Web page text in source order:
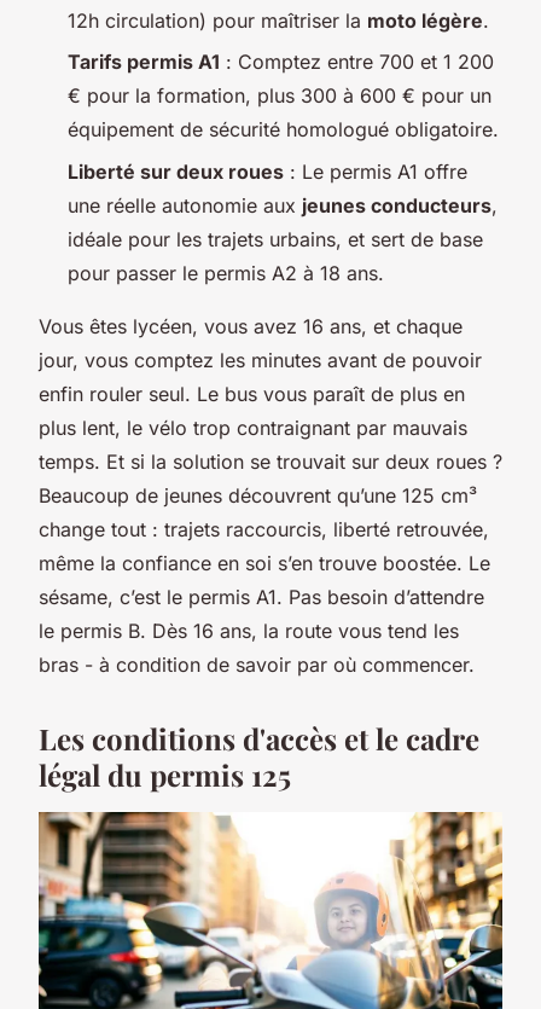
12h circulation) pour maîtriser la moto légère.
Tarifs permis A1 : Comptez entre 700 et 1 200
€ pour la formation, plus 300 à 600 € pour un
équipement de sécurité homologué obligatoire.
Liberté sur deux roues : Le permis A1 offre
une réelle autonomie aux jeunes conducteurs,
idéale pour les trajets urbains, et sert de base
pour passer le permis A2 à 18 ans.
Vous êtes lycéen, vous avez 16 ans, et chaque
jour, vous comptez les minutes avant de pouvoir
enfin rouler seul. Le bus vous paraît de plus en
plus lent, le vélo trop contraignant par mauvais
temps. Et si la solution se trouvait sur deux roues ?
Beaucoup de jeunes découvrent qu’une 125 cm³
change tout : trajets raccourcis, liberté retrouvée,
même la confiance en soi s’en trouve boostée. Le
sésame, c’est le permis A1. Pas besoin d’attendre
le permis B. Dès 16 ans, la route vous tend les
bras - à condition de savoir par où commencer.
Les conditions d'accès et le cadre
légal du permis 125